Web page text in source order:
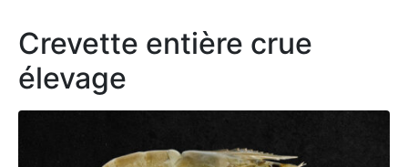
Crevette entière crue
élevage